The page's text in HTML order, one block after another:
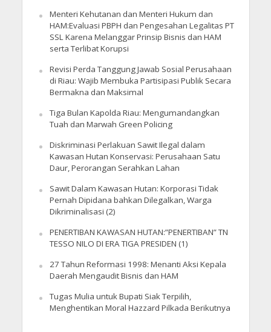
Menteri Kehutanan dan Menteri Hukum dan
HAM:Evaluasi PBPH dan Pengesahan Legalitas PT
SSL Karena Melanggar Prinsip Bisnis dan HAM
serta Terlibat Korupsi
Revisi Perda Tanggung Jawab Sosial Perusahaan
di Riau: Wajib Membuka Partisipasi Publik Secara
Bermakna dan Maksimal
Tiga Bulan Kapolda Riau: Mengumandangkan
Tuah dan Marwah Green Policing
Diskriminasi Perlakuan Sawit Ilegal dalam
Kawasan Hutan Konservasi: Perusahaan Satu
Daur, Perorangan Serahkan Lahan
Sawit Dalam Kawasan Hutan: Korporasi Tidak
Pernah Dipidana bahkan Dilegalkan, Warga
Dikriminalisasi (2)
PENERTIBAN KAWASAN HUTAN:”PENERTIBAN” TN
TESSO NILO DI ERA TIGA PRESIDEN (1)
27 Tahun Reformasi 1998: Menanti Aksi Kepala
Daerah Mengaudit Bisnis dan HAM
Tugas Mulia untuk Bupati Siak Terpilih,
Menghentikan Moral Hazzard Pilkada Berikutnya